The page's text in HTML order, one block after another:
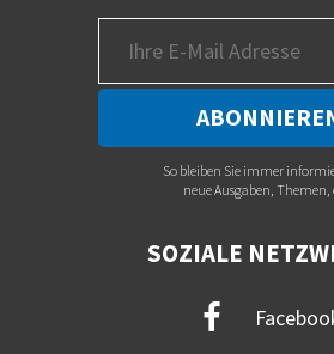
So bleiben Sie immer
neue Ausgaben, Themen,
SOZIALE